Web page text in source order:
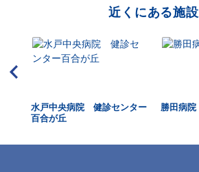
近くにある施設
水戸中央病院 健診センター
百合が丘
勝田病院